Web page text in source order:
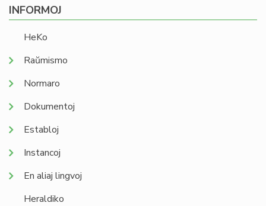
INFORMOJ
HeKo
Raŭmismo
Normaro
Dokumentoj
Establoj
Instancoj
En aliaj lingvoj
Heraldiko